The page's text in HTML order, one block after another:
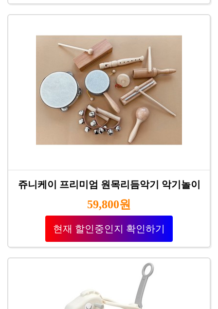
쥬니케이 프리미엄 원목리듬악기 악기놀이
59,800원
현재 할인중인지 확인하기